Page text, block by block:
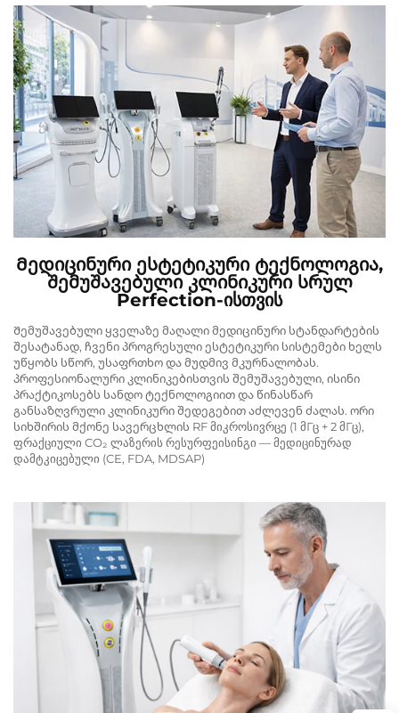
Მედიცინური Ესტეტიკური Ტექნოლოგია,
Შემუშავებული Კლინიკური Სრულ
Perfection-Ისთვის
Შემუშავებული ყველაზე მაღალი მედიცინური სტანდარტების
შესატანად, ჩვენი პროგრესული ესტეტიკური სისტემები ხელს
უწყობს სწორ, უსაფრთხო და მუდმივ მკურნალობას.
პროფესიონალური კლინიკებისთვის შემუშავებული, ისინი
პრაქტიკოსებს სანდო ტექნოლოგიით და წინასწარ
განსაზღვრული კლინიკური შედეგებით აძლევენ ძალას. ორი
სიხშირის მქონე სავერცხლის RF მიკროსივრცე (1 მГც + 2 მГც),
ფრაქციული CO₂ ლაზერის რესურფეისინგი — მედიცინურად
დამტკიცებული (CE, FDA, MDSAP)